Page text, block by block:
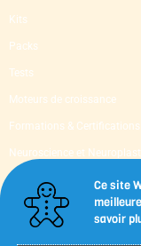
Kits
Packs
Tests
Moteurs de croissance
Formations & Certifications
Neuroscience et
Supervision & Mentoring
Livres d’occasion
Ce site
savoir